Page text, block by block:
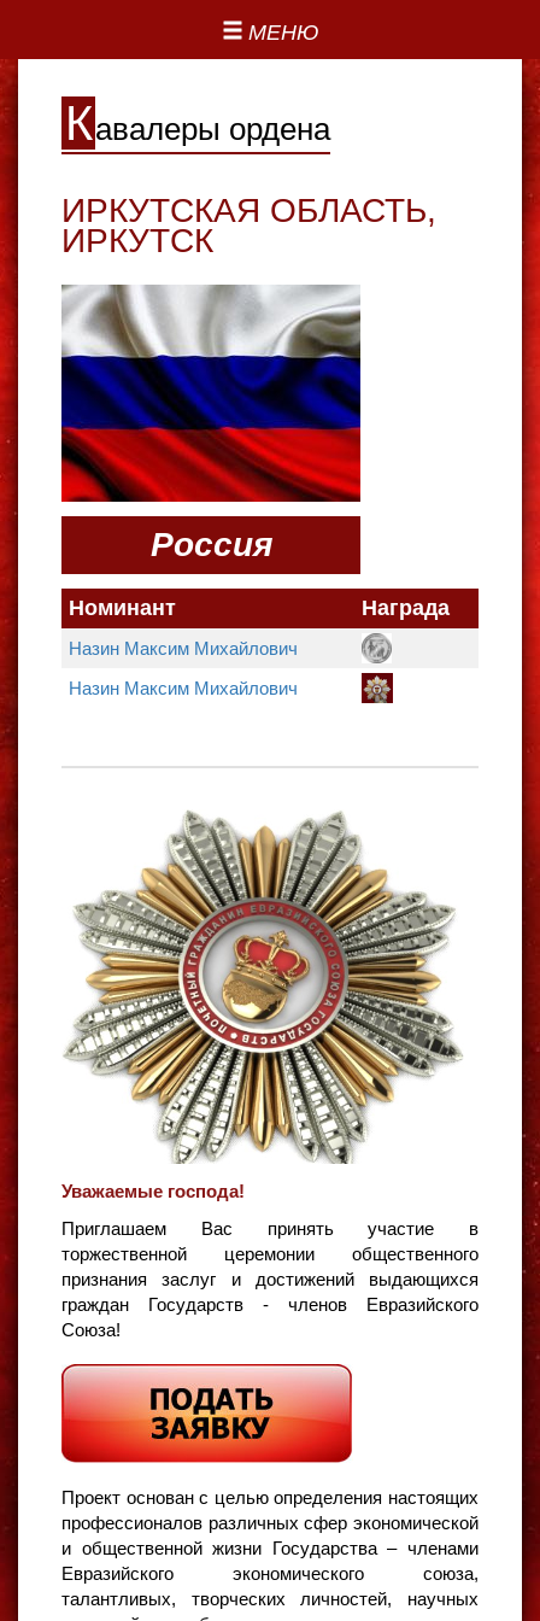
МЕНЮ
Кавалеры ордена
ИРКУТСКАЯ ОБЛАСТЬ,
ИРКУТСК
Россия
Номинант Награда
Назин Максим Михайлович
Назин Максим Михайлович
Уважаемые господа!
Приглашаем Вас принять участие в
торжественной церемонии общественного
признания заслуг и достижений выдающихся
граждан Государств - членов Евразийского
Союза!
Проект основан с целью определения настоящих
профессионалов различных сфер экономической
и общественной жизни Государства – членами
Евразийского экономического союза,
талантливых, творческих личностей, научных